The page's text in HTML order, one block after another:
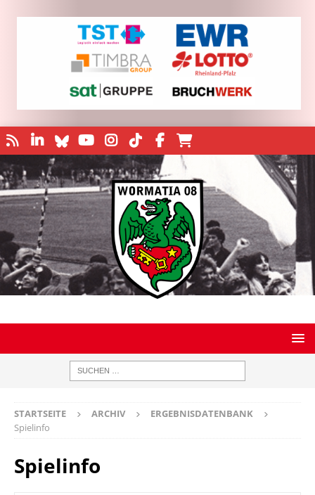
STARTSEITE ARCHIV
ERGEBNISDATENBANK
Spielinfo
Spielinfo